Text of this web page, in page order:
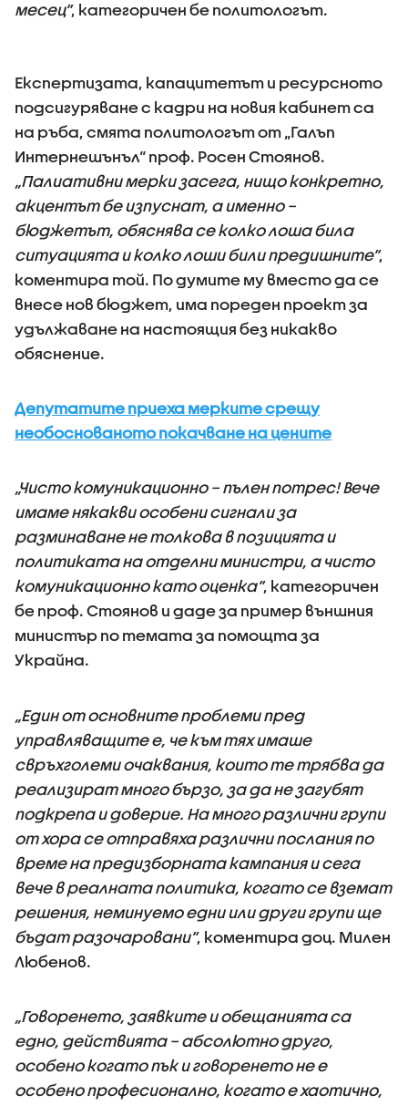
месец”, категоричен бе политологът.
Експертизата, капацитетът и ресурсното
подсигуряване с кадри на новия кабинет са
на ръба, смята политологът от „Галъп
Интернешънъл“ проф. Росен Стоянов.
„Палиативни мерки засега, нищо конкретно,
акцентът бе изпуснат, а именно –
бюджетът, обяснява се колко лоша била
ситуацията и колко лоши били предишните”,
коментира той. По думите му вместо да се
внесе нов бюджет, има пореден проект за
удължаване на настоящия без никакво
обяснение.
Депутатите приеха мерките срещу
необоснованото покачване на цените
„Чисто комуникационно – пълен потрес! Вече
имаме някакви особени сигнали за
разминаване не толкова в позицията и
политиката на отделни министри, а чисто
комуникационно като оценка”, категоричен
бе проф. Стоянов и даде за пример външния
министър по темата за помощта за
Украйна.
„Един от основните проблеми пред
управляващите е, че към тях имаше
свръхголеми очаквания, които те трябва да
реализират много бързо, за да не загубят
подкрепа и доверие. На много различни групи
от хора се отправяха различни послания по
време на предизборната кампания и сега
вече в реалната политика, когато се вземат
решения, неминуемо едни или други групи ще
бъдат разочаровани”, коментира доц. Милен
Любенов.
„Говоренето, заявките и обещанията са
едно, действията – абсолютно друго,
особено когато пък и говоренето не е
особено професионално, когато е хаотично,